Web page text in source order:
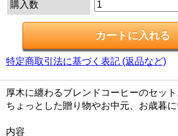
購入数
特定商取引法に基づく表記 (返品など)
厚木に纏わるブレンドコーヒーのセット
ちょっとした贈り物やお中元、お歳暮に
内容